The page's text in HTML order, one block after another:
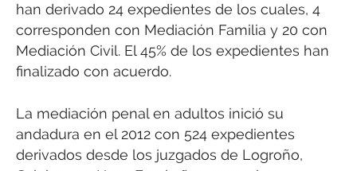
han derivado 24 expedientes de los cuales, 4
corresponden con Mediación Familia y 20 con
Mediación Civil. El 45% de los expedientes han
finalizado con acuerdo.
La mediación penal en adultos inició su
andadura en el 2012 con 524 expedientes
derivados desde los juzgados de Logroño,